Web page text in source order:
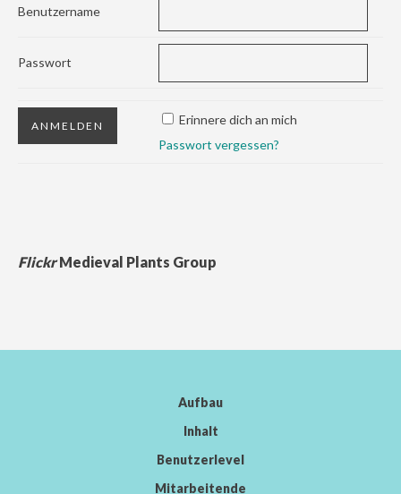
Benutzername
Passwort
Erinnere dich an mich
Passwort vergessen?
FlickrMedieval Plants Group
Aufbau
Inhalt
Benutzerlevel
Mitarbeitende